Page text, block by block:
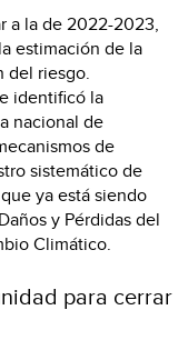
a la de 2022-2023,
estimación de la
del riesgo.
identificó la
nacional de
de
sistemático de
ya está siendo
y Pérdidas del
Climático.
para cerrar